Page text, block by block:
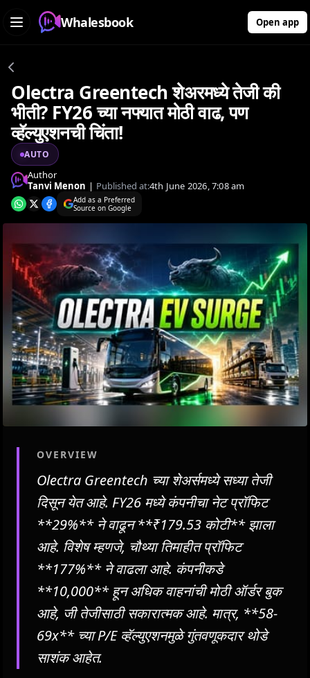
Whalesbook Open app
Olectra Greentech शेअरमध्ये तेजी की
भीती? FY26 च्या नफ्यात मोठी वाढ, पण
व्हॅल्युएशनची चिंता!
AUTO
Author
Tanvi Menon | Published at:4th June 2026, 7:08 am
Add as a Preferred
Source on Google
OVERVIEW
Olectra Greentech च्या शेअर्समध्ये सध्या तेजी
दिसून येत आहे. FY26 मध्ये कंपनीचा नेट प्रॉफिट
**29%** ने वाढून **₹179.53 कोटी** झाला
आहे. विशेष म्हणजे, चौथ्या तिमाहीत प्रॉफिट
**177%** ने वाढला आहे. कंपनीकडे
**10,000** हून अधिक वाहनांची मोठी ऑर्डर बुक
आहे, जी तेजीसाठी सकारात्मक आहे. मात्र, **58-
69x** च्या P/E व्हॅल्युएशनमुळे गुंतवणूकदार थोडे
साशंक आहेत.